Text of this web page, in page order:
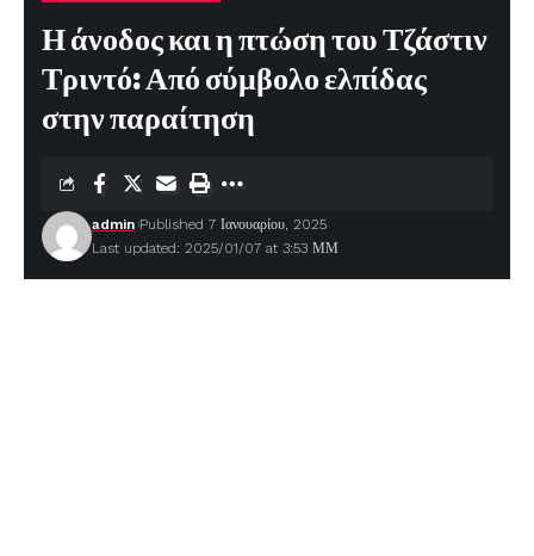
Η άνοδος και η πτώση του Τζάστιν
Τριντό: Από σύμβολο ελπίδας
στην παραίτηση
Last updated: 2025/01/07 at 3:53 ΜΜ
admin Published 7 Ιανουαρίου, 2025